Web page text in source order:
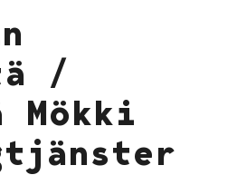
/
Mökki